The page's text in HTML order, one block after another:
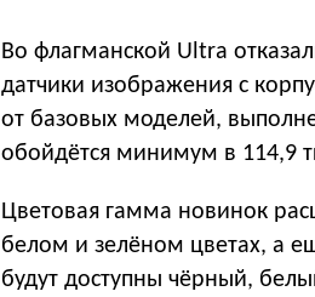
Во флагманской Ultra
датчики изображения с
от базовых моделей,
обойдётся минимум в 114,9
Цветовая гамма новинок
белом и зелёном цветах, а
будут доступны чёрный,